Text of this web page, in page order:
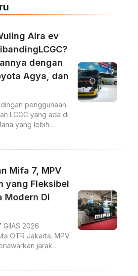
Aira ev
dengan
Agya, dan
penggunaan
LCGC yang ada di
yang lebih
Mifa 7, MPV
yang Fleksibel
Modern Di
2026
OTR Jakarta. MPV
jarak
Level 2+.